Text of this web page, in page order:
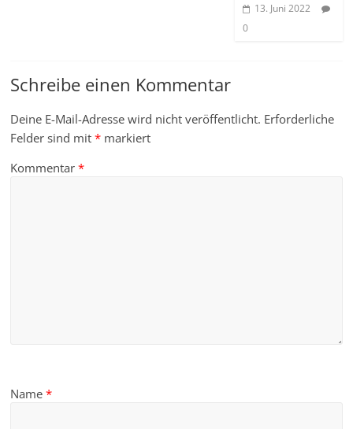
13. Juni 2022
0
Schreibe einen Kommentar
Deine E-Mail-Adresse wird nicht veröffentlicht. Erforderliche
Felder sind mit* markiert
Kommentar*
Name*